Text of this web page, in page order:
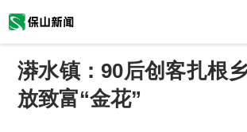
漭水镇：90后创客扎根
放致富“金花”